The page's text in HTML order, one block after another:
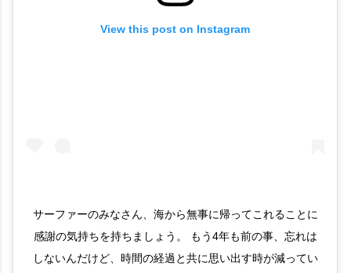
View this post on Instagram
サーファーのみなさん、海から無事に帰ってこれることに
感謝の気持ちを持ちましょう。 もう4年も前の事、忘れは
しないんだけど、時間の経過と共に思い出す時が減ってい